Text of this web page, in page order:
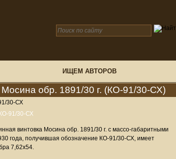
ИЩЕМ АВТОРОВ
обр. 1891/30 г. (КО-91/30-СХ)
30-СХ
винтовка Мосина обр. 1891/30 г. с массо-габаритными
года, получившая обозначение КО-91/30-СХ, имеет
7,62х54.